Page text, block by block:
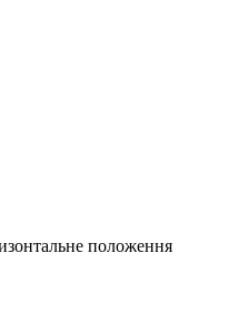
положення